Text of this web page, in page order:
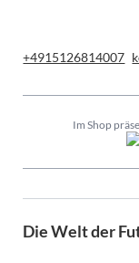
+4915126814007
Im Shop
Die Welt der